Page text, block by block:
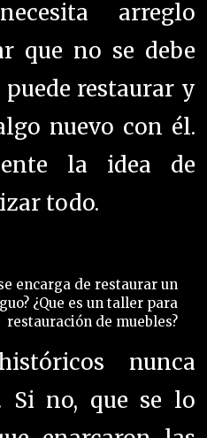
nuevo con él.
la idea de
todo.
nunca
Si no, que se lo
al ver que
«ganado»
euros con la
de subastas
de una firma